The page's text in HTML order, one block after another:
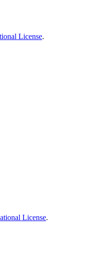
License.
License.